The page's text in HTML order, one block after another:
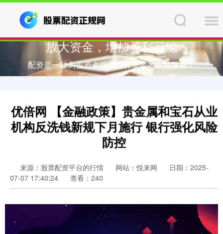
放大资金，增加盈利可能
配资是一种为投资者提供杠杆资金的金融服务！
优倍网 【金融政策】贵金属和宝石从业
机构反洗钱新规下月施行 银行强化风险
防控
来源：股票配资平台的行情 网站：悦来网
日期：2025-
07-07 17:40:24
查看：240